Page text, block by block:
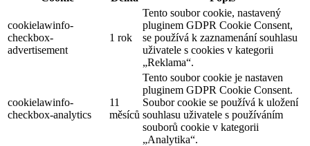
cookielawinfo-
checkbox-
advertisement
1 rok
Tento soubor cookie, nastavený
pluginem GDPR Cookie Consent,
se používá k zaznamenání souhlasu
uživatele s cookies v kategorii
„Reklama“.
cookielawinfo-
checkbox-analytics
11
měsíců
Tento soubor cookie je nastaven
pluginem GDPR Cookie Consent.
Soubor cookie se používá k uložení
souhlasu uživatele s používáním
souborů cookie v kategorii
„Analytika“.